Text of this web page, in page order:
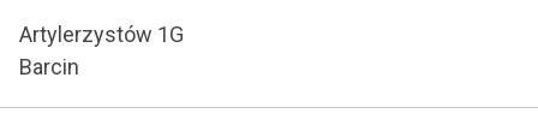
Artylerzystów 1G
Barcin